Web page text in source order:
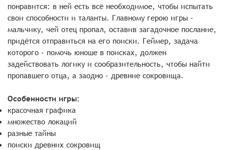
понравится: в ней есть всё необходимое, чтобы испытать
свои способности и таланты. Главному герою игры –
мальчику, чей отец пропал, оставив загадочное послание,
придётся отправиться на его поиски. Геймер, задача
которого – помочь юноше в поисках, должен
задействовать логику и сообразительность, чтобы найти
пропавшего отца, а заодно – древние сокровища.
Особенности игры:
красочная графика
множество локаций
разные тайны
поиски древних сокровищ